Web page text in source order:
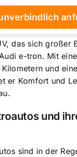
das sich großer
e-tron. Mit
und
er Komfort und
und
sind in der